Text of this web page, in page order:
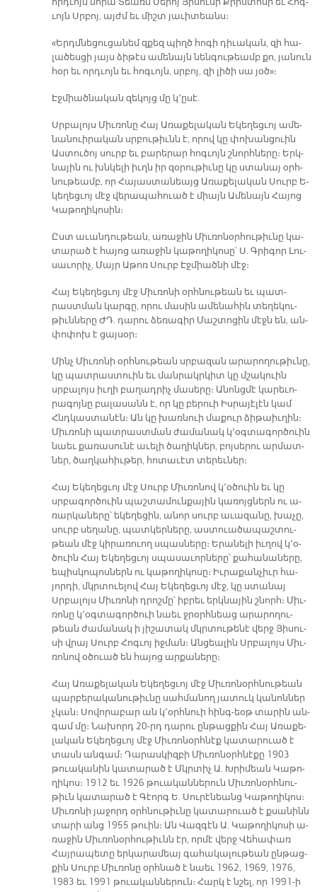
որդ­ւոյն նո­րա Տեառն Մե­րոյ Յի­սու­սի Քրիս­տո­սի եւ Հոգ­
ւոյն Սրբոյ, այժմ եւ միշտ յա­ւի­տեանս։
«Երդմ­նե­ցու­ցա­նեմ զքեզ պիղծ հո­գի դի­ւա­կան, զի հա­
լա­ծես­ցի յայս ձի­թէս ա­մե­նայն նեն­գու­թեամբ քո, յա­նուն
հօր եւ որդ­ւոյն եւ հոգ­ւոյն, սրբոյ, զի լի­ծի սա յօծ»։­
Էջ­միած­նա­կան զե­կոյց մը կ՚ը­սէ.
Սրբա­լոյս Միւ­ռո­նը Հայ Ա­ռա­քե­լա­կան Ե­կե­ղեց­ւոյ ա­մե­
նա­նուի­րա­կան սրբու­թիւնն է, ո­րով կը փո­խան­ցուին
Աս­տու­ծոյ սուրբ եւ բա­րե­րար հոգ­ւոյն շնորհ­նե­րը։ Երկ­
նա­յին ու խնկե­լի իւղն իր զօ­րու­թիւ­նը կը ստա­նայ օրհ­
նու­թեամբ, որ Հա­յաս­տա­նեայց Ա­ռա­քե­լա­կան Սուրբ Ե­
կե­ղեց­ւոյ մէջ վե­րա­պա­հուած է միայն Ա­մե­նայն Հա­յոց
Կա­թո­ղի­կո­սին։
Ըստ ա­ւան­դու­թեան, ա­ռա­ջին Միւ­ռո­նօր­հու­թիւ­նը կա­
տա­րած է հա­յոց ա­ռա­ջին կա­թո­ղի­կո­սը՝ Ս. Գրի­գոր Լու­
սա­ւո­րիչ, Մայր Ա­թոռ Սուրբ Էջ­միած­նի մէջ։
Հայ Ե­կե­ղեց­ւոյ մէջ Միւ­ռո­նի օրհ­նու­թեան եւ պատ­
րաստ­ման կար­գը, ո­րու մա­սին ա­մե­նա­հին տե­ղե­կու­
թիւն­նե­րը ԺԴ. դա­րու ձե­ռա­գիր Մաշ­տո­ցին մէջն են, ան­
փո­փոխ է ցայ­սօր։
Մինչ Միւ­ռո­նի օրհ­նու­թեան սր­բա­զան ա­րա­րո­ղու­թիւ­նը,
կը պատ­րաս­տուին եւ ման­րակր­կիտ կը մշա­կուին
սրբա­լոյս իւ­ղի բա­ղադ­րիչ մա­սե­րը։ Ա­նոնց­մէ կա­րե­ւո­
րա­գոյ­նը բա­լա­սանն է, որ կը բե­րուի Իս­րա­յէ­լէն կամ
Հնդկաս­տա­նէն։ Ան կը խառ­նուի մա­քուր ձի­թաիւ­ղին։
Միւ­ռո­նի պատ­րաստ­ման ժա­մա­նակ կ՚օգ­տա­գոր­ծուին
նաեւ քա­ռա­սու­նէ ա­ւե­լի ծա­ղիկ­ներ, բոյ­սե­րու ար­մատ­
ներ, ծաղ­կա­հիւ­թեր, հո­տա­ւէտ տե­րեւ­ներ։
Հայ Ե­կե­ղեց­ւոյ մէջ Սուրբ Միւ­ռո­նով կ՚օ­ծուին եւ կը
սրբա­գոր­ծուին պաշ­տա­մուն­քա­յին կա­ռոյց­ներն ու ա­
ռար­կա­նե­րը՝ ե­կե­ղե­ցին, ա­նոր սուրբ ա­ւա­զա­նը, խա­չը,
սուրբ սե­ղա­նը, պատ­կեր­նե­րը, աս­տուա­ծա­պաշ­տու­
թեան մէջ կի­րա­ռուող սպաս­նե­րը։ Ե­րա­նե­լի իւ­ղով կ՚օ­
ծուին Հայ Ե­կե­ղեց­ւոյ սպա­սա­ւոր­նե­րը՝ քա­հա­նա­նե­րը,
ե­պիս­կո­պոս­ներն ու կա­թո­ղի­կո­սը։ Իւ­րա­քան­չիւր հա­
յոր­դի, մկրտուե­լով Հայ Ե­կե­ղեց­ւոյ մէջ, կը ստա­նայ
Սրբա­լոյս Միւ­ռո­նի դրոշ­մը՝ իբ­րեւ երկ­նա­յին շնորհ։ Միւ­
ռո­նը կ՚օգ­տա­գործուի նաեւ ջրօրհ­նեաց ա­րա­րո­ղու­
թեան ժա­մա­նակ ի յի­շա­տակ մկրտու­թե­նէ վերջ Յի­սու­
սի վրայ Սուրբ Հոգ­ւոյ իջ­ման։ Ան­ցեա­լին Սրբա­լոյս Միւ­
ռո­նով օ­ծուած են հա­յոց ար­քա­նե­րը։
Հայ Ա­ռա­քե­լա­կան Ե­կե­ղեց­ւոյ մէջ Միւ­ռո­նօրհ­նու­թեան
պար­բե­րա­կա­նու­թիւ­նը սահ­մա­նող յա­տուկ կա­նոն­ներ
չկան։ Սո­վո­րա­բար ան կ՚օրհ­նուի հինգ-եօթ տա­րին ան­
գամ մը։ Նա­խորդ 20-րդ դա­րու ըն­թաց­քին Հայ Ա­ռա­քե­
լա­կան Ե­կե­ղեց­ւոյ մէջ Միւ­ռո­նօրհ­նէք կա­տա­րուած է
տասն ան­գամ։ Դա­րաս­կիզ­բի Միւ­ռո­նօրհ­նէ­քը 1903
թուա­կա­նին կա­տա­րած է Մկրտիչ Ա. Խրի­մեան Կա­թո­
ղի­կոս։ 1912 եւ 1926 թուա­կան­նե­րուն Միւ­ռո­նօրհ­նու­
թիւն կա­տա­րած է Գէորգ Ե. Սու­րէ­նեանց Կա­թո­ղի­կոս։
Միւ­ռո­նի յա­ջորդ օրհ­նու­թիւ­նը կա­տա­րուած է քսա­նի­նն
տա­րի անց 1955 թուին։ Ան Վազ­գէն Ա. Կա­թո­ղի­կո­սի ա­
ռա­ջին Միւ­ռո­նօր­հու­թիւնն էր, որ­մէ վերջ Վե­հա­փառ
Հայ­րա­պե­տը եր­կա­րա­մեայ գա­հա­կա­լու­թեան ըն­թաց­
քին Սուրբ Միւ­ռո­նը օրհ­նած է նաեւ 1962, 1969, 1976,
1983 եւ 1991 թուա­կան­նե­րուն։ Հարկ է նշել, որ 1991-ի